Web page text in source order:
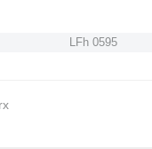
LFh 0595